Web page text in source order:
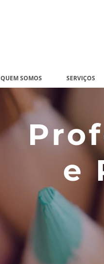
QUEM SOMOS SERVIÇOS
e